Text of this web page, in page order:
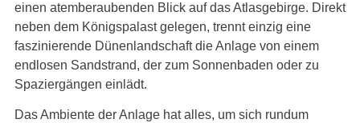
einen atemberaubenden Blick auf das Atlasgebirge. Direkt
neben dem Königspalast gelegen, trennt einzig eine
faszinierende Dünenlandschaft die Anlage von einem
endlosen Sandstrand, der zum Sonnenbaden oder zu
Spaziergängen einlädt.
Das Ambiente der Anlage hat alles, um sich rundum